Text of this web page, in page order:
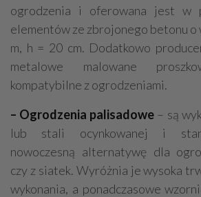
ogrodzenia i oferowana jest w
elementów ze zbrojonego betonu o
m, h = 20 cm. Dodatkowo
metalowe malowane
kompatybilne z ogrodzeniami.
– Ogrodzenia palisadowe – są
lub stali ocynkowanej i
nowoczesną alternatywę dla
czy z siatek. Wyróżnia je wysoka
wykonania, a ponadczasowe